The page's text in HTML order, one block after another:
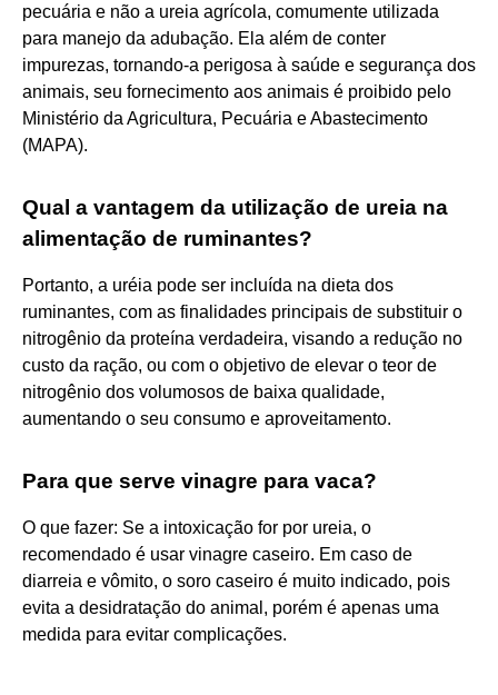
pecuária e não a ureia agrícola, comumente utilizada
para manejo da adubação. Ela além de conter
impurezas, tornando-a perigosa à saúde e segurança dos
animais, seu fornecimento aos animais é proibido pelo
Ministério da Agricultura, Pecuária e Abastecimento
(MAPA).
Qual a vantagem da utilização de ureia na
alimentação de ruminantes?
Portanto, a uréia pode ser incluída na dieta dos
ruminantes, com as finalidades principais de substituir o
nitrogênio da proteína verdadeira, visando a redução no
custo da ração, ou com o objetivo de elevar o teor de
nitrogênio dos volumosos de baixa qualidade,
aumentando o seu consumo e aproveitamento.
Para que serve vinagre para vaca?
O que fazer: Se a intoxicação for por ureia, o
recomendado é usar vinagre caseiro. Em caso de
diarreia e vômito, o soro caseiro é muito indicado, pois
evita a desidratação do animal, porém é apenas uma
medida para evitar complicações.